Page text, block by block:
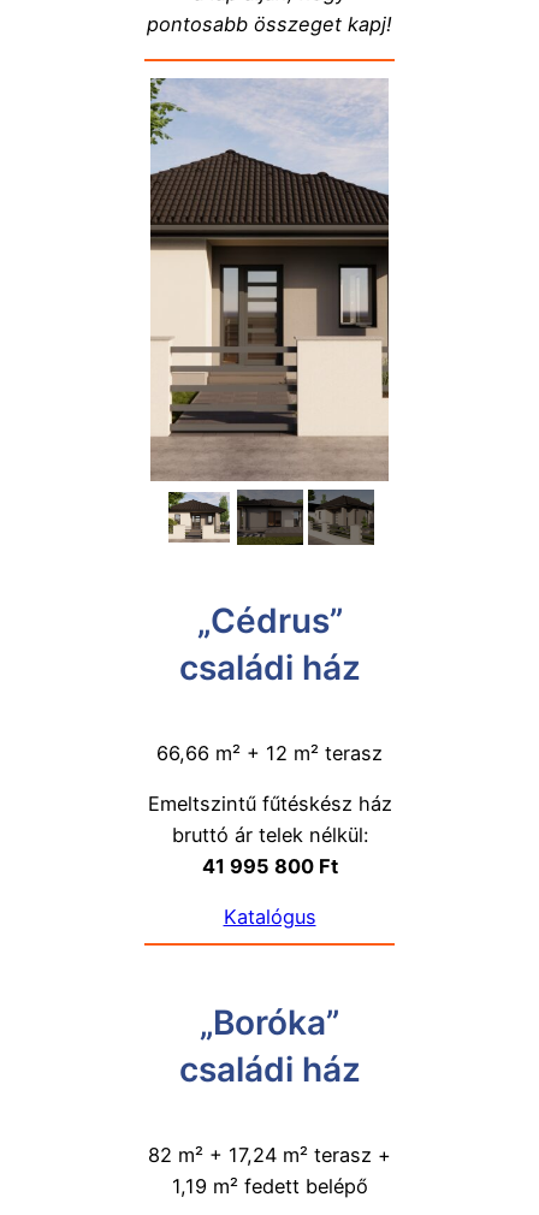
pontosabb összeget kapj!
„Cédrus”
családi ház
66,66 m² + 12 m² terasz
Emeltszintű fűtéskész ház
bruttó ár telek nélkül:
41 995 800 Ft
Katalógus
„Boróka”
családi ház
82 m² + 17,24 m² terasz +
1,19 m² fedett belépő